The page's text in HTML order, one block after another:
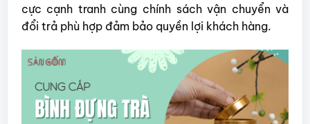
cực cạnh tranh cùng chính sách vận chuyển và
đổi trả phù hợp đảm bảo quyền lợi khách hàng.